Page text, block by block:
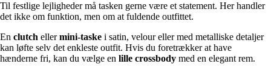
Til festlige lejligheder må tasken gerne være et statement. Her handler
det ikke om funktion, men om at fuldende outfittet.
En clutch ellermini-taske i satin, velour eller med metalliske detaljer
kan løfte selv det enkleste outfit. Hvis du foretrækker at have
hænderne fri, kan du vælge en lille crossbody med en elegant rem.